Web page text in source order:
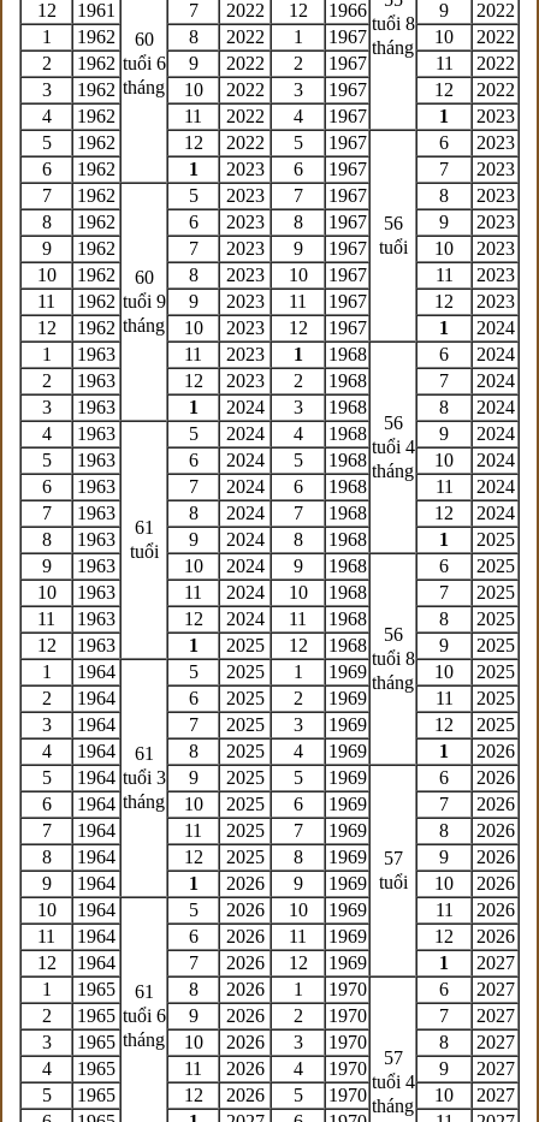
tuổi 8
tháng
60
tuổi 6
tháng
12
1961 7 2022 12 1966 9
2022
1
1962 8 2022 1 1967 10
2022
2
1962 9 2022 2 1967 11
2022
3
1962 10 2022 3 1967 12
2022
4
1962 11 2022 4 1967 1
2023
5
1962 12 2022 5 1967
56
tuổi
6
2023
6
1962 1 2023 6 1967 7
2023
7
1962
60
tuổi 9
tháng
5 2023 7 1967 8
2023
8
1962 6 2023 8 1967 9
2023
9
1962 7 2023 9 1967 10
2023
10
1962 8 2023 10 1967 11
2023
11
1962 9 2023 11 1967 12
2023
12
1962 10 2023 12 1967 1
2024
1
1963 11 2023 1 1968
56
tuổi 4
tháng
6
2024
2
1963 12 2023 2 1968 7
2024
3
1963 1 2024 3 1968 8
2024
4
1963
61
tuổi
5 2024 4 1968 9
2024
5
1963 6 2024 5 1968 10
2024
6
1963 7 2024 6 1968 11
2024
7
1963 8 2024 7 1968 12
2024
8
1963 9 2024 8 1968 1
2025
9
1963 10 2024 9 1968
56
tuổi 8
tháng
6
2025
10
1963 11 2024 10 1968 7
2025
11
1963 12 2024 11 1968 8
2025
12
1963 1 2025 12 1968 9
2025
1
1964
61
tuổi 3
tháng
5 2025 1 1969 10
2025
2
1964 6 2025 2 1969 11
2025
3
1964 7 2025 3 1969 12
2025
4
1964 8 2025 4 1969 1
2026
5
1964 9 2025 5 1969
57
tuổi
6
2026
6
1964 10 2025 6 1969 7
2026
7
1964 11 2025 7 1969 8
2026
8
1964 12 2025 8 1969 9
2026
9
1964 1 2026 9 1969 10
2026
10
1964
61
tuổi 6
tháng
5 2026 10 1969 11
2026
11
1964 6 2026 11 1969 12
2026
12
1964 7 2026 12 1969 1
2027
1
1965 8 2026 1 1970
57
tuổi 4
tháng
6
2027
2
1965 9 2026 2 1970 7
2027
3
1965 10 2026 3 1970 8
2027
4
1965 11 2026 4 1970 9
2027
5
1965 12 2026 5 1970 10
2027